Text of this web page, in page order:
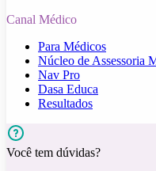
Canal Médico
Para Médicos
Núcleo de Assessoria
Nav Pro
Dasa Educa
Resultados
Você tem dúvidas?